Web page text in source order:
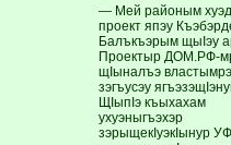
— Мей районым
проект япэу
Балъкъэрым щыIэу
Проектыр ДОМ.РФ-
щIыналъэ
зэгъусэу
ЩIыпIэ къыхахам
ухуэныгъэхэр
зэрыщекIуэкIынур